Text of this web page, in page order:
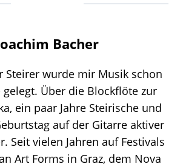
Bacher
Steirer wurde mir Musik schon
gelegt. Über die Blockflöte zur
ein paar Jahre Steirische und
auf der Gitarre aktiver
Seit vielen Jahren auf Festivals
Art Forms in Graz, dem Nova